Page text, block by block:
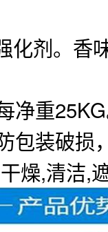
化剂。香
净重
包装破损
燥,清洁,